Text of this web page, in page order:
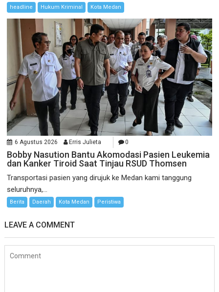
headline Hukum Kriminal Kota Medan
6 Agustus 2026 Erris Julieta 0
Bobby Nasution Bantu Akomodasi Pasien Leukemia
dan Kanker Tiroid Saat Tinjau RSUD Thomsen
Transportasi pasien yang dirujuk ke Medan kami tanggung
seluruhnya,...
Berita Daerah Kota Medan Peristiwa
LEAVE A COMMENT